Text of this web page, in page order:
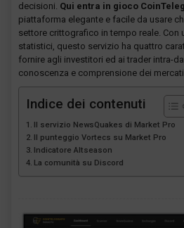
decisioni. Qui entra in gioco
piattaforma elegante e facile da usare
settore crittografico in tempo reale. Con
statistici, questo servizio ha quattro
fornire agli investitori ed ai trader intra-
conoscenza e comprensione dei
Indice dei contenuti
Il servizio NewsQuakes di Market Pro
Il punteggio Vortecs su Market Pro
Indicatore Altseason
La comunità su Discord